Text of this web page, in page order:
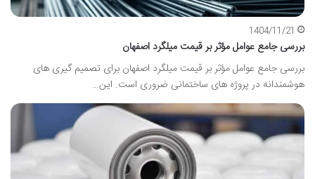
1404/11/21
بررسی جامع عوامل مؤثر بر قیمت میلگرد اصفهان
بررسی جامع عوامل مؤثر بر قیمت میلگرد اصفهان برای تصمیم گیری های
هوشمندانه در پروژه های ساختمانی ضروری است. این…